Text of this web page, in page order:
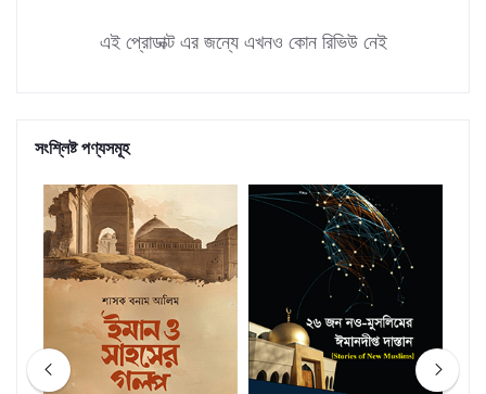
এই প্রোডাক্ট এর জন্যে এখনও কোন রিভিউ নেই
সংশ্লিষ্ট পণ্যসমূহ